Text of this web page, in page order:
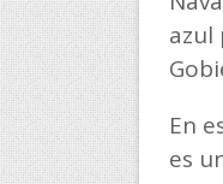
azul
En
es